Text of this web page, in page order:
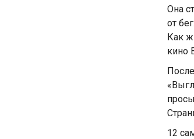
Она
от
Как
кино
12